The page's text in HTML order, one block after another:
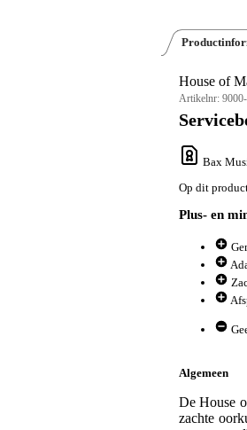
House of
Artikelnr:
Bax
Op dit
Plus- en
Algemeen
De House
zachte